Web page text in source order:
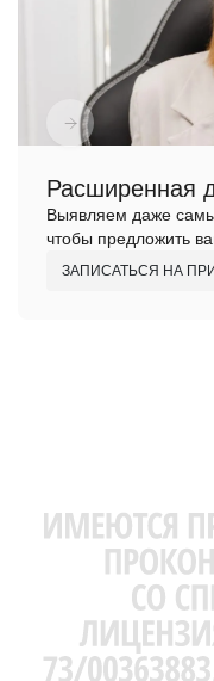
Расширенная
Выявляем даже
чтобы предложить
ЗАПИСАТЬСЯ НА